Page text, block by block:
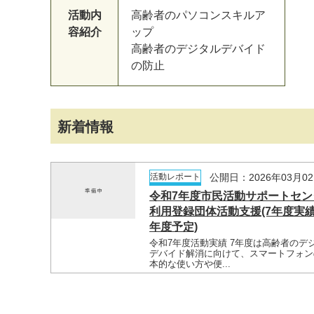
活動内
容紹介
高齢者のパソコンスキルア
ップ
高齢者のデジタルデバイド
の防止
新着情報
活動レポート 公開日：2026年03月02
令和7年度市民活動サポートセ
利用登録団体活動支援(7年度実
年度予定)
令和7年度活動実績 7年度は高齢者のデ
デバイド解消に向けて、スマートフォ
本的な使い方や便...
マイメディア検索